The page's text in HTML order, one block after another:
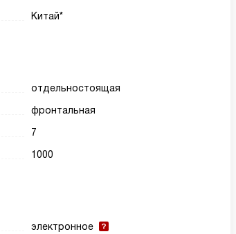
Китай*
отдельностоящая
фронтальная
7
1000
электронное